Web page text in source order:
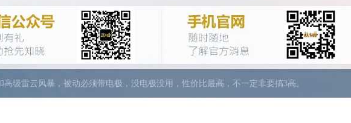
么就2000V6，性价比最高。
无须洗，反正55都得换。
行榜，你再怎么冲级也追不上V8、V9的，因为人家VIP等级高，经验祝福药水是追不上的，
55级一定要换彩翼。
级雷云风暴，被动必须带电极，没电极没用，性价比最高，不一定非要搞3高。